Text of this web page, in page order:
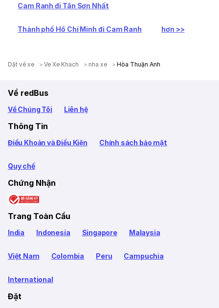
Cam Ranh đi Tân Sơn Nhất
Thành phố Hồ Chí Minh đi Cam Ranh hơn >>
Dặt vé xe Ve Xe Khach nha xe Hòa Thuận Anh
Về redBus
Về Chúng Tôi Liên hệ
Thông Tin
Điều Khoản và Điều Kiện Chính sách bảo mật
Quy chế
Chứng Nhận
Trang Toàn Cầu
India Indonesia Singapore Malaysia
Việt Nam Colombia Peru Campuchia
International
Đặt